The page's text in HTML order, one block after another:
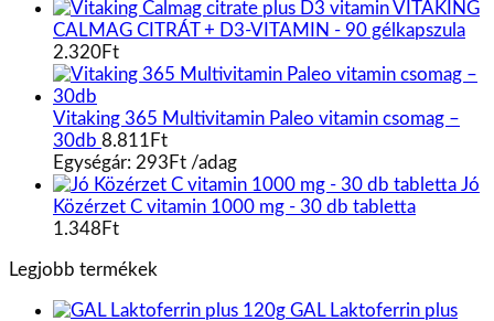
VITAKING
CALMAG CITRÁT + D3-VITAMIN - 90 gélkapszula
2.320Ft
Vitaking 365 Multivitamin Paleo vitamin csomag –
30db 8.811 Ft
Egységár: 293 Ft /adag
Jó
Közérzet C vitamin 1000 mg - 30 db tabletta
1.348 Ft
Legjobb termékek
GAL Laktoferrin plus